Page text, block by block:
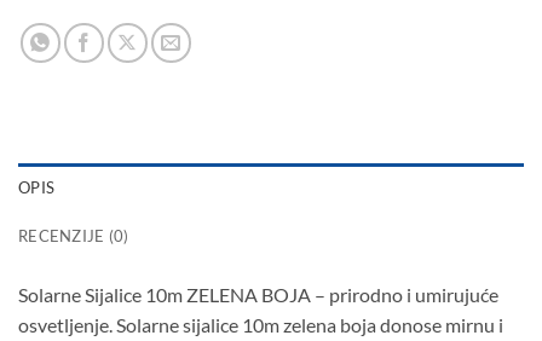
OPIS
RECENZIJE (0)
Solarne Sijalice 10m ZELENA BOJA – prirodno i umirujuće
osvetljenje. Solarne sijalice 10m zelena boja donose mirnu i